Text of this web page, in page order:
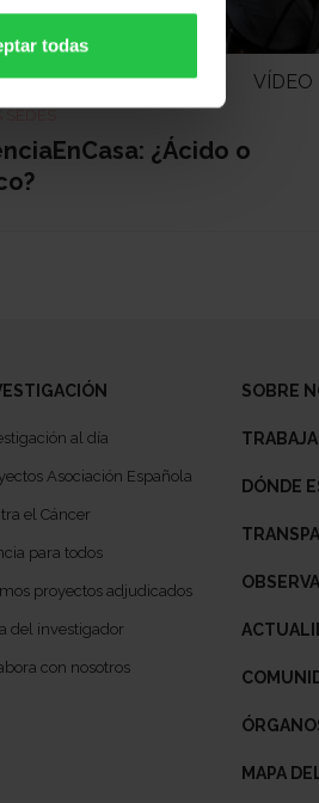
todas
VÍDEO
SEDES
¿Ácido o
al día
Asociación Española
el Cáncer
para todos
proyectos adjudicados
del investigador
con nosotros
SOBRE
DÓNDE
MAPA